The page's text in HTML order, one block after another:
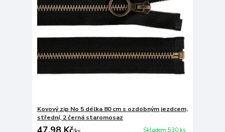
Kovový zip No 5 délka 80 cm s ozdobným jezdcem,
střední, 2 černá staromosaz
Skladem 530 ks